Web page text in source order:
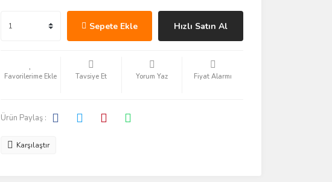
Sepete Ekle Hızlı Satın Al
Tavsiye Et Yorum Yaz Fiyat Alarmı
Ürün Paylaş :
Karşılaştır